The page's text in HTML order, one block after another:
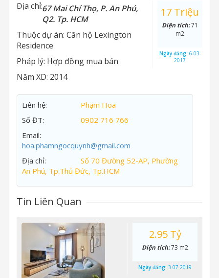
Địa chỉ:67 Mai Chí Thọ, P. An Phú,
Q2. Tp. HCM
Thuộc dự án: Căn hộ Lexington
Residence
Pháp lý: Hợp đồng mua bán
Năm XD: 2014
17 Triệu
Diện tích:71
m2
Ngày đăng: 6-03-
2017
Liên hệ:
Phạm Hoa
Số ĐT:
0902 716 766
Email:
hoa.phamngocquynh@gmail.com
Địa chỉ:
Số 70 Đường 52-AP, Phường
An Phú, Tp.Thủ Đức, Tp.HCM
Tin Liên Quan
2.95 Tỷ
Diện tích:73 m2
Ngày đăng: 3-07-2019